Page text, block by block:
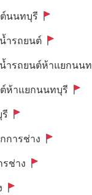
นนทบุรี
ำรถยนต์
ำรถยนต์ห้าแยกนน
ห้าแยกนนทบุรี
การช่าง
ช่าง